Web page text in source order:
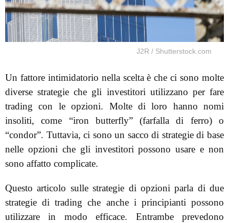
J2R / Shutterstock.com
Un fattore intimidatorio nella scelta è che ci sono molte
diverse strategie che gli investitori utilizzano per fare
trading con le opzioni. Molte di loro hanno nomi
insoliti, come “iron butterfly” (farfalla di ferro) o
“condor”. Tuttavia, ci sono un sacco di strategie di base
nelle opzioni che gli investitori possono usare e non
sono affatto complicate.
Questo articolo sulle strategie di opzioni parla di due
strategie di trading che anche i principianti possono
utilizzare in modo efficace. Entrambe prevedono